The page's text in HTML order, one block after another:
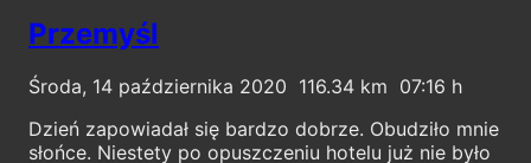
Przemyśl
Środa, 14 października 2020 116.34
07:16
Dzień zapowiadał się bardzo dobrze. Obudziło mnie
słońce. Niestety po opuszczeniu hotelu już nie było